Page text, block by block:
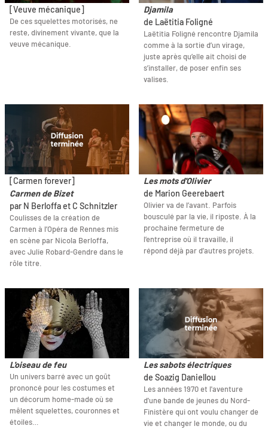
[Veuve mécanique]
De ces squelettes motorisés, ne
reste, divinement vivante, que la
veuve mécanique.
Djamila
de Laëtitia Foligné
Laëtitia Foligné rencontre Djamila
comme à la sortie d’un virage,
juste après qu’elle ait choisi de
s’installer, de poser enfin ses
valises.
[Carmen forever]
Carmen de Bizet
par N Berloffa et C Schnitzler
Coulisses de la création de
Carmen à l’Opéra de Rennes mis
en scène par Nicola Berloffa,
avec Julie Robard-Gendre dans le
rôle titre.
Les mots d'Olivier
de Marion Geerebaert
Olivier va de l’avant. Parfois
bousculé par la vie, il riposte. À la
prochaine fermeture de
l’entreprise où il travaille, il
répond déjà par d’autres projets.
L'oiseau de feu
Un univers barré avec un goût
prononcé pour les costumes et
un décorum home-made où se
mêlent squelettes, couronnes et
étoiles…
Les sabots électriques
de Soazig Daniellou
Les années 1970 et l'aventure
d'une bande de jeunes du Nord-
Finistère qui ont voulu changer de
vie et changer le monde, ou du